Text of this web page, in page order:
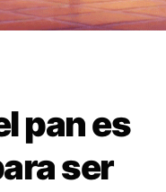
pan es
ser